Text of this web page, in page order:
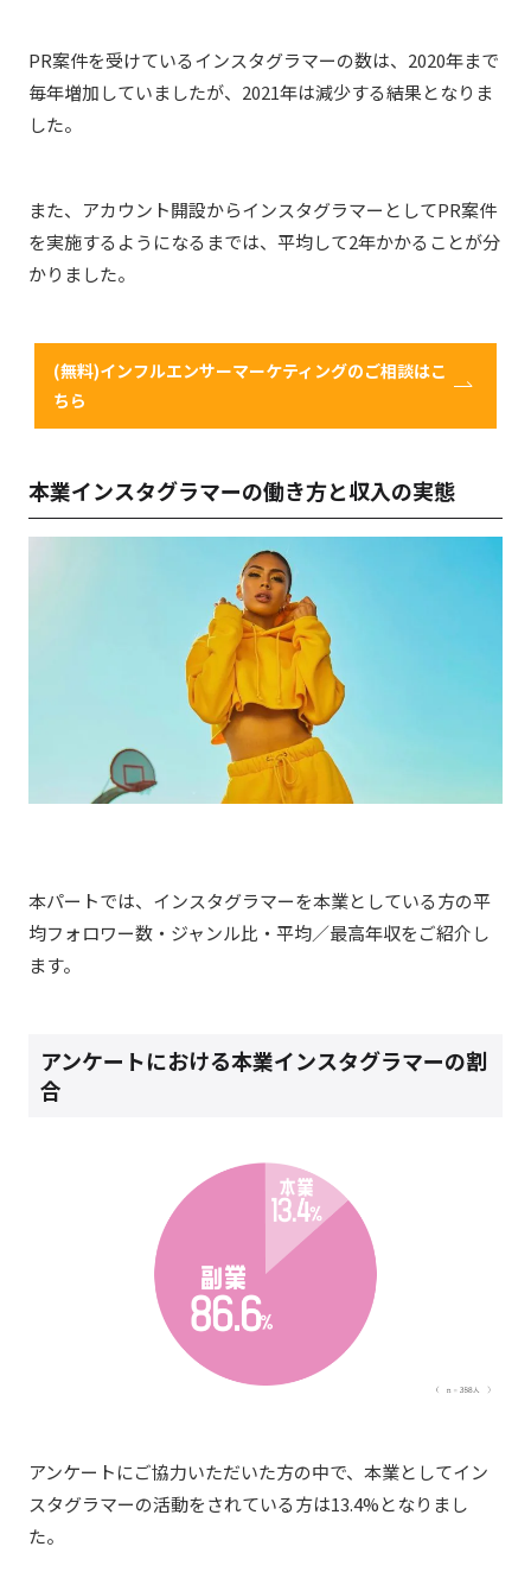
PR案件を受けているインスタグラマーの数は、2020年まで
毎年増加していましたが、2021年は減少する結果となりま
した。
また、アカウント開設からインスタグラマーとしてPR案件
を実施するようになるまでは、平均して2年かかることが分
かりました。
(無料)インフルエンサーマーケティングのご相談はこ
ちら
本業インスタグラマーの働き方と収入の実態
本パートでは、インスタグラマーを本業としている方の平
均フォロワー数・ジャンル比・平均／最高年収をご紹介し
ます。
アンケートにおける本業インスタグラマーの割
合
アンケートにご協力いただいた方の中で、本業としてイン
スタグラマーの活動をされている方は13.4%となりまし
た。